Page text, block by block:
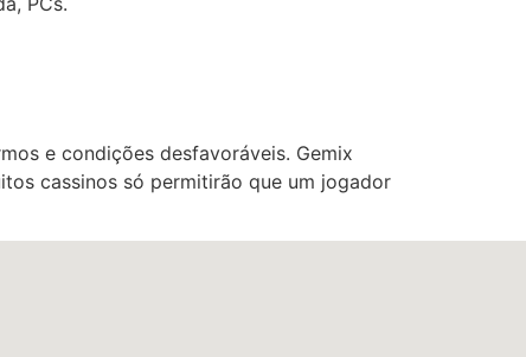
e condições desfavoráveis. Gemix
cassinos só permitirão que um jogador